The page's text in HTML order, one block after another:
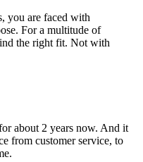
you are faced with
For a multitude of
the right fit. Not with
about 2 years now. And it
from customer service, to